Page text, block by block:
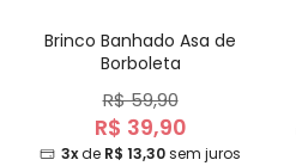
Brinco Banhado Asa de
Borboleta
R$ 59,90
R$ 39,90
3xde R$ 13,30sem juros